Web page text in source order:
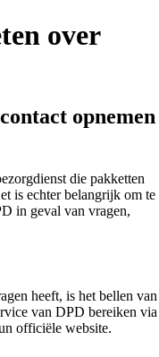
over
opnemen
die pakketten
is echter belangrijk om te
in geval van vragen,
heeft, is het bellen van
van DPD bereiken via
officiële website.